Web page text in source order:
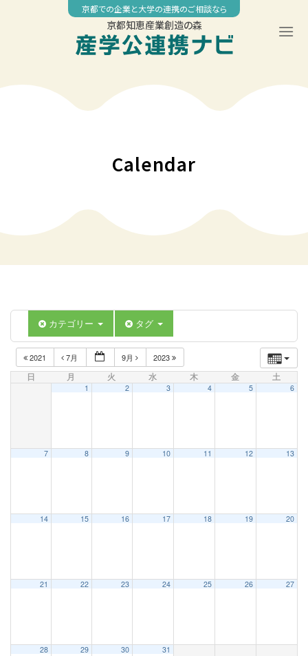
京都での企業と大学の連携のご相談なら
京都知恵産業創造の森
Calendar
カテゴリー タグ
2021 7月 9月 2023
日 月 火 水 木 金 土
1 2 3 4 5 6
7 8 9 10 11 12 13
14 15 16 17 18 19 20
21 22 23 24 25 26 27
28 29 30 31